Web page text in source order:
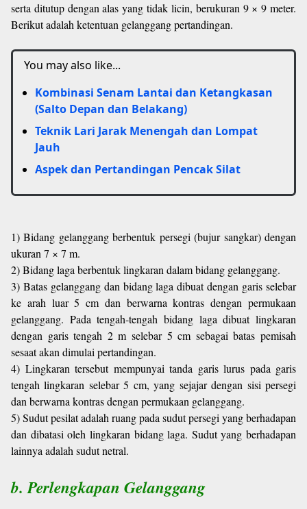
serta ditutup dengan alas yang tidak licin, berukuran 9 × 9 meter.
Berikut adalah ketentuan gelanggang pertandingan.
You may also like...
Kombinasi Senam Lantai dan Ketangkasan
(Salto Depan dan Belakang)
Teknik Lari Jarak Menengah dan Lompat
Jauh
Aspek dan Pertandingan Pencak Silat
1) Bidang gelanggang berbentuk persegi (bujur sangkar) dengan
ukuran 7 × 7 m.
2) Bidang laga berbentuk lingkaran dalam bidang gelanggang.
3) Batas gelanggang dan bidang laga dibuat dengan garis selebar
ke arah luar 5 cm dan berwarna kontras dengan permukaan
gelanggang. Pada tengah-tengah bidang laga dibuat lingkaran
dengan garis tengah 2 m selebar 5 cm sebagai batas pemisah
sesaat akan dimulai pertandingan.
4) Lingkaran tersebut mempunyai tanda garis lurus pada garis
tengah lingkaran selebar 5 cm, yang sejajar dengan sisi persegi
dan berwarna kontras dengan permukaan gelanggang.
5) Sudut pesilat adalah ruang pada sudut persegi yang berhadapan
dan dibatasi oleh lingkaran bidang laga. Sudut yang berhadapan
lainnya adalah sudut netral.
b. Perlengkapan Gelanggang